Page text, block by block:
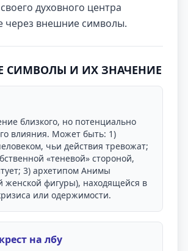
духовного центра
через внешние символы.
СИМВОЛЫ И ИХ ЗНАЧЕНИЕ
близкого, но потенциально
влияния. Может быть: 1)
чьи действия тревожат;
«теневой» стороной,
3) архетипом Анимы
женской фигуры), находящейся в
или одержимости.
на лбу